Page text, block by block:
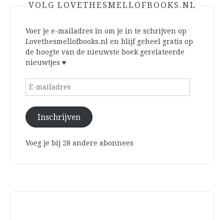
VOLG LOVETHESMELLOFBOOKS.NL
Voer je e-mailadres in om je in te schrijven op
Lovethesmellofbooks.nl en blijf geheel gratis op
de hoogte van de nieuwste boek gerelateerde
nieuwtjes ♥
E-
Inschrijven
Voeg je bij 28 andere abonnees